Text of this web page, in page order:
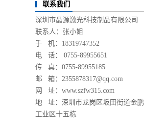
联系我们
深圳市晶源激光科技制品有限公司
联系人：张小姐
手 机：18319747352
电 话： 0755-89955651
传 真：0755-89955185
邮 箱：2355878317@qq.com
网 址：www.szfw315.com
地 址：深圳市龙岗区坂田街道金鹏
工业区十五栋